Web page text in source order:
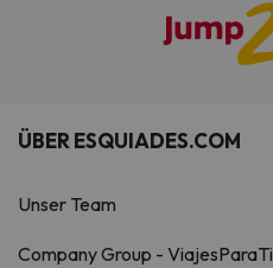
ÜBER ESQUIADES.COM
Unser Team
Company Group - ViajesParaTi